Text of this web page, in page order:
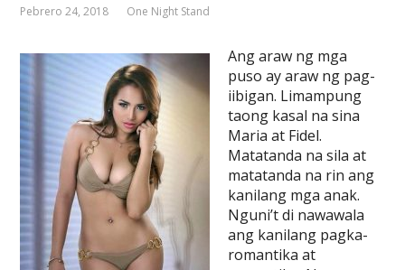
Pebrero 24, 2018 One Night Stand
Ang araw ng mga
puso ay araw ng pag-
iibigan. Limampung
taong kasal na sina
Maria at Fidel.
Matatanda na sila at
matatanda na rin ang
kanilang mga anak.
Nguni’t di nawawala
ang kanilang pagka-
romantika at